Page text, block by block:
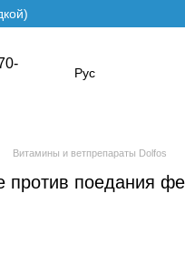
Рус
Витамины и ветпрепараты Dolfos
против поедания